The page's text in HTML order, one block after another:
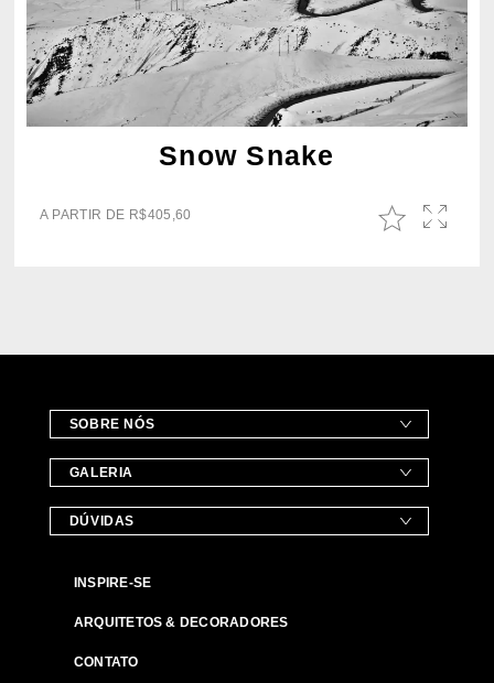
Snow Snake
A PARTIR DE R$405,60
SOBRE NÓS
GALERIA
DÚVIDAS
INSPIRE-SE
ARQUITETOS & DECORADORES
CONTATO